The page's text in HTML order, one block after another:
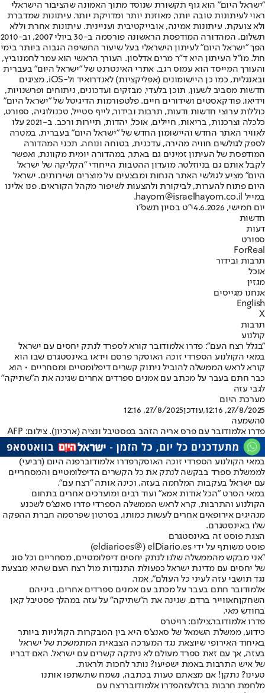
"ישראל היום" הוא גוף תקשורת שנוסד מתוך האמונה שהציבור הישראלי
ראוי לעיתונות טובה יותר, מאוזנת יותר ומדויקת יותר. עיתונות שמדברת
ולא צועקת. עיתונות אמינה, אובייקטיבית ועניינית. עיתונות אחרת וללא
תשלום. המהדורה המודפסת הראשונה פורסמה ב-30 ביולי 2007, וב-2010
הפך "ישראל היום" לעיתון הישראלי בעל שיעור החשיפה הגבוה ביותר בימי
חול. מו"ל העיתון היא ד"ר מרים אדלסון. העורך הראשי הוא עמר לחמנוביץ,
והעורך המייסד הוא עמוס רגב. אתרי האינטרנט של "ישראל היום" בעברית
ובאנגלית, כמו כן היישומונים (אפליקציות) לאנדרואיד ול-iOS, מציגים
חדשות מסביב לשעון, תוכן בלעדי, מבזקים ועדכונים, ניתוחים ופרשנויות,
וידיאו, פודקאסטים ושידורים חיים. פלטפורמות הדיגיטל של "ישראל היום"
כוללות ערוצי חדשות ודעות, תרבות ובידור, לייף סטייל, טכנולוגיה, ספורט,
כלכלה וצרכנות, בריאות, חיילים, אוכל, יהדות, תיירות ורכב. ב-2021 עלו
לאוויר האתר החדש והיישומון החדש של "ישראל היום" בעברית, במטרה
לספק לגולשים חוויה מהירה, עדכנית, בטוחה ונוחה. תכני המהדורה
המודפסת של העיתון זמינים גם באתר, במהדורה יומית מקוונת, ואפשר
לקבל אותם גם בניוזלטר. מועדון ההטבות הייחודי "הקליקה של ישראל
היום" מציע לגולשי האתר הנחות ומבצעים על מוצרים ושירותים. ישראל
היום פתוח להערות, לביקורת ולהצעות לשיפור מקהל הקוראים. פנו אלינו
במייל hayom@israelhayom.co.il.
יום חמישי, 4.6.2026
י"ט בסיון תשפ"ו
חדשות
דעות
ספורט
ForReal
תרבות ובידור
אוכל
מגזין
אנחנו מגייסים
English
X
תרבות
קולנוע
"בגלל רצח העם": פדרו אלמודובר קורא לספרד לנתק יחסים עם ישראל
במאי הקולנוע הספרדי זוכה האוסקר פרסם וידאו באינסטגרם שבו הוא
קורא לראש הממשלה להוביל ניתוק קשרים דיפלומטיים ומסחריים • הוא
כבר חתם בעבר על מכתב עם אמנים ספרדים אחרים שגינה את ה"שתיקה"
לגבי עזה
מערכת היום
27/8/2025, 12:16
,עודכן27/8/2025, 12:16
0השמעה
פדרו אלמודובר עם פרס אריה הזהב בפסטיבל ונציה (ארכיון). צילום: AFP
במאי הקולנוע הספרדי זוכה האוסקרפדרו אלמודוברפנה היום (רביעי)
לממשלת ספרד בבקשה לנתק את כל הקשרים הדיפלומטיים והמסחריים
עם ישראל בעקבות המלחמה בעזה, וכינה אותה "רצח עם".
במאי הסרט "הכל אודות אמא" ועוד רבים ומוערכים אחרים בתחום
הקולנוע והתרבות, קרא לראש הממשלה הספרדי פדרו סאנצ'ס לשכנע
מנהיגים אירופאים אחרים לעשות כמותו, בסרטון שפרסמה חברת ההפקה
שלו באינסטגרם.
הצגת פוסט זה באינסטגרם
פוסט משותף על ידי ‏‎elDiario.es‎‏ (@‏‎eldiarioes‎‏)
"אני מבקש מהממשלה שלנו לנתק יחסים דיפלומטיים, מסחריים וכל סוג
של יחסים עם מדינת ישראל כפעולת התנגדות מול רצח העם שהיא מבצעת
נגד תושבי עזה לעיני כל העולם", אמר.
אלמודובר חתם בעבר על מכתב עם אמנים ספרדים אחרים, ביניהם
השחקןחאווייר ברדם, שגינה את ה"שתיקה" על עזה במהלך פסטיבל קאן
בחודש מאי.
פדרו אלמודובר,צילום: רויטרס
כידוע, ממשלת השמאל של סאנצ'ס היא בין המבקרות הקולניות ביותר
באיחוד האירופי שיוצאת נגד המערכה הצבאית המתמשכת של ישראל
בעזה, אך עם זאת ספרד מעולם לא ניתקה קשרים עם ישראל. האם דבריו
של איש התרבות באמת ישפיעו? נותר לחכות ולראות.
טעינו? נתקן! אם מצאתם טעות בכתבה, נשמח שתשתפו אותנו
מלחמת חרבות ברזלעזהפדרו אלמודובררצח עם